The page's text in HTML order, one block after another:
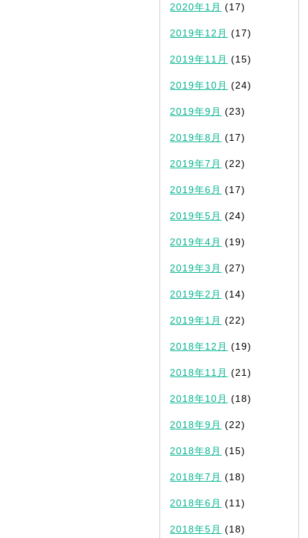
2020年1月 (17)
2019年12月 (17)
2019年11月 (15)
2019年10月 (24)
2019年9月 (23)
2019年8月 (17)
2019年7月 (22)
2019年6月 (17)
2019年5月 (24)
2019年4月 (19)
2019年3月 (27)
2019年2月 (14)
2019年1月 (22)
2018年12月 (19)
2018年11月 (21)
2018年10月 (18)
2018年9月 (22)
2018年8月 (15)
2018年7月 (18)
2018年6月 (11)
2018年5月 (18)